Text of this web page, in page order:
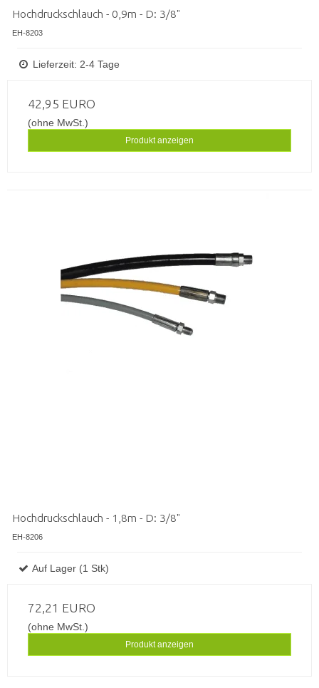
Hochdruckschlauch - 0,9m - D: 3/8"
EH-8203
Lieferzeit: 2-4 Tage
42,95 EURO
(ohne MwSt.)
Produkt anzeigen
Hochdruckschlauch - 1,8m - D: 3/8"
EH-8206
Auf Lager (1 Stk)
72,21 EURO
(ohne MwSt.)
Produkt anzeigen